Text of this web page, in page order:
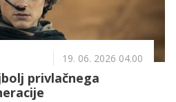
19. 06. 2026 04.00
privlačnega